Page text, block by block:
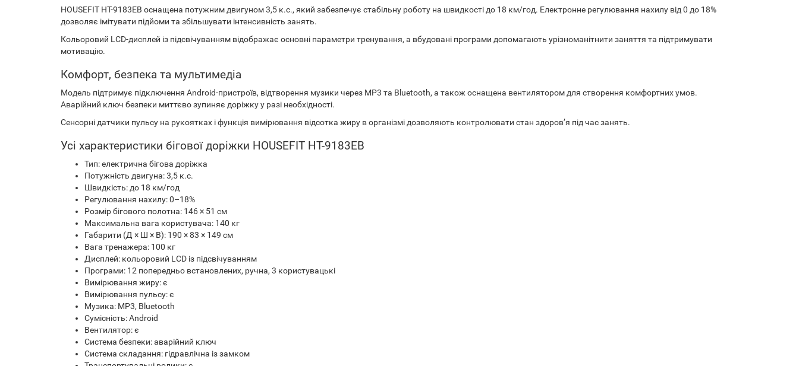
HOUSEFIT HT-9183EB оснащена потужним двигуном 3,5 к.с., який забезпечує стабільну роботу на швидкості до 18 км/год. Електронне регулювання нахилу від 0 до 18%
дозволяє імітувати підйоми та збільшувати інтенсивність занять.
Кольоровий LCD-дисплей із підсвічуванням відображає основні параметри тренування, а вбудовані програми допомагають урізноманітнити заняття та підтримувати
мотивацію.
Комфорт, безпека та мультимедіа
Модель підтримує підключення Android-пристроїв, відтворення музики через MP3 та Bluetooth, а також оснащена вентилятором для створення комфортних умов.
Аварійний ключ безпеки миттєво зупиняє доріжку у разі необхідності.
Сенсорні датчики пульсу на рукоятках і функція вимірювання відсотка жиру в організмі дозволяють контролювати стан здоров’я під час занять.
Усі характеристики бігової доріжки HOUSEFIT HT-9183EB
Тип: електрична бігова доріжка
Потужність двигуна: 3,5 к.с.
Швидкість: до 18 км/год
Регулювання нахилу: 0–18%
Розмір бігового полотна: 146 × 51 см
Максимальна вага користувача: 140 кг
Габарити (Д × Ш × В): 190 × 83 × 149 см
Вага тренажера: 100 кг
Дисплей: кольоровий LCD із підсвічуванням
Програми: 12 попередньо встановлених, ручна, 3 користувацькі
Вимірювання жиру: є
Вимірювання пульсу: є
Музика: MP3, Bluetooth
Сумісність: Android
Вентилятор: є
Система безпеки: аварійний ключ
Система складання: гідравлічна із замком